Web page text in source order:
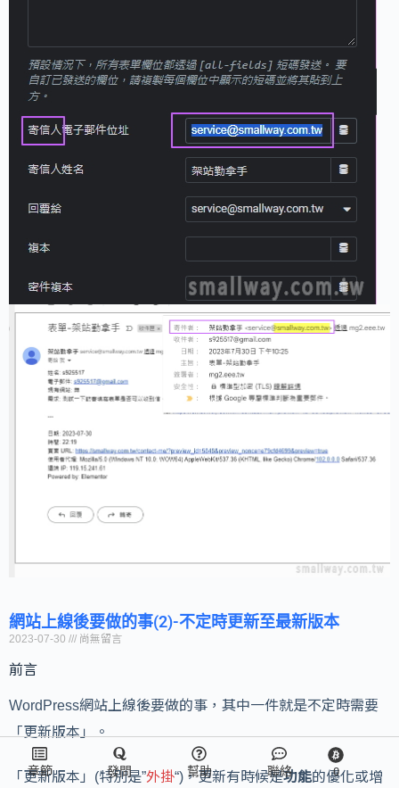
網站上線後要做的事(2)-不定時更新至最新版本
2023-07-30 尚無留言
前言
WordPress網站上線後要做的事，其中一件就是不定時需要
「更新版本」。
「更新版本」(特別是”外掛“)，更新有時候是功能的優化或增
章節 發問 幫助 聯絡 0